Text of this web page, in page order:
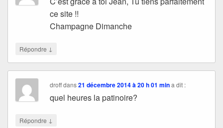
ce site !!
Champagne Dimanche
Répondre ↓
droffdans21 décembre 2014 à 20 h 01 min a dit :
quel heures la patinoire?
Répondre ↓